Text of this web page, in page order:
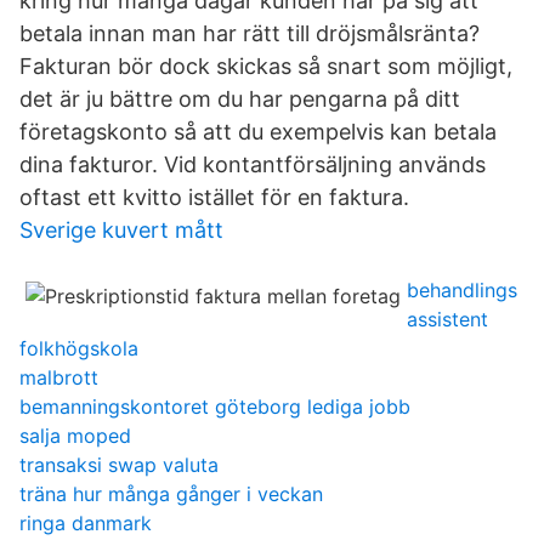
betala innan man har rätt till dröjsmålsränta?
Fakturan bör dock skickas så snart som möjligt,
det är ju bättre om du har pengarna på ditt
företagskonto så att du exempelvis kan betala
dina fakturor. Vid kontantförsäljning används
oftast ett kvitto istället för en faktura.
Sverige kuvert mått
behandlings
assistent
folkhögskola
malbrott
bemanningskontoret göteborg lediga jobb
salja moped
transaksi swap valuta
träna hur många gånger i veckan
ringa danmark